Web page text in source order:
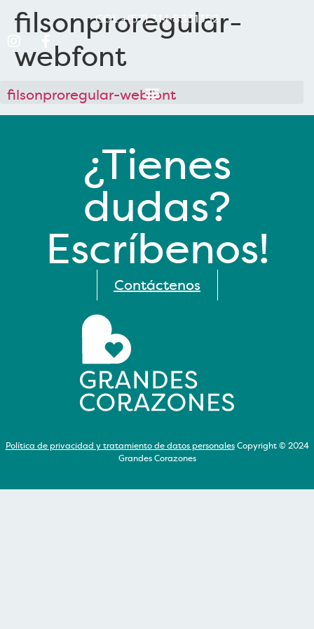
COL+(57) 314 8331352
filsonproregular-
webfont
filsonproregular-webfont
¿Tienes
dudas?
Escríbenos!
Contáctenos
Política de privacidad y tratamiento de datos personalesCopyright © 2024
Grandes Corazones